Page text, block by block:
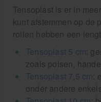
Tensoplast is er in
kunt afstemmen op de
rollen hebben een
Tensoplast 5 cm:
zoals polsen,
Tensoplast 7,5 cm:
onder andere